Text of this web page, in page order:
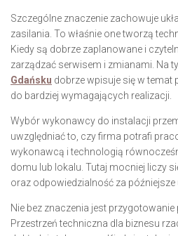
Szczególne znaczenie zachowuje
zasilania. To właśnie one tworzą
Kiedy są dobrze zaplanowane i
zarządzać serwisem i zmianami. Na
Gdańsku dobrze wpisuje się w
do bardziej wymagających realizacji.
Wybór wykonawcy do instalacji
uwzględniać to, czy firma potrafi
wykonawcą i technologią
domu lub lokalu. Tutaj mocniej liczy
oraz odpowiedzialność za późniejsze
Nie bez znaczenia jest
Przestrzeń techniczna dla biznesu